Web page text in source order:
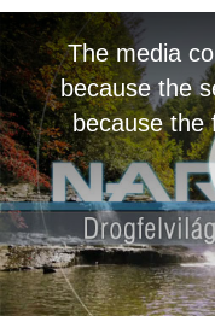
The media
because the
because the